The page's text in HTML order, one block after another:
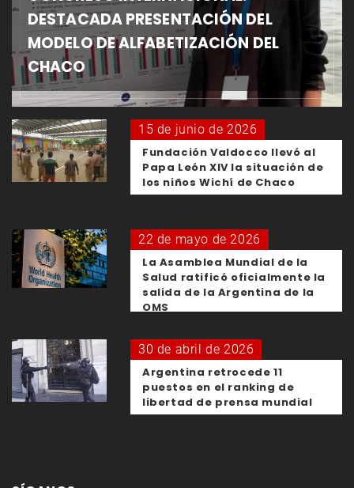
DESTACADA PRESENTACIÓN DEL
MODELO DE ALFABETIZACIÓN DEL
CHACO
15 de junio de 2026
Fundación Valdocco llevó al
Papa León XIV la situación de
los niños Wichí de Chaco
22 de mayo de 2026
La Asamblea Mundial de la
Salud ratificó oficialmente la
salida de la Argentina de la
OMS
30 de abril de 2026
Argentina retrocede 11
puestos en el ranking de
libertad de prensa mundial